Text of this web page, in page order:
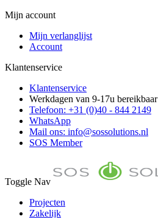
Mijn account
Mijn verlanglijst
Account
Klantenservice
Klantenservice
Werkdagen van 9-17u bereikbaar
Telefoon: +31 (0)40 - 844 2149
WhatsApp
Mail ons: info@sossolutions.nl
SOS Member
Toggle Nav
Projecten
Zakelijk